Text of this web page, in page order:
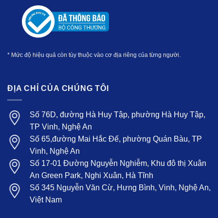
Tập, TP Vinh, Nghệ An
Số 65,đường Mai Hắc Đế, phường Quán Bàu, TP
Vinh, Nghệ An
Số 17-01 Đường Nguyễn Nghiễm, Khu đô thị
Xuân An Green Park, Nghi Xuân, Hà Tĩnh
Số 345 Nguyễn Văn Cừ, Hưng Bình, Vinh, Nghệ
An, Việt Nam